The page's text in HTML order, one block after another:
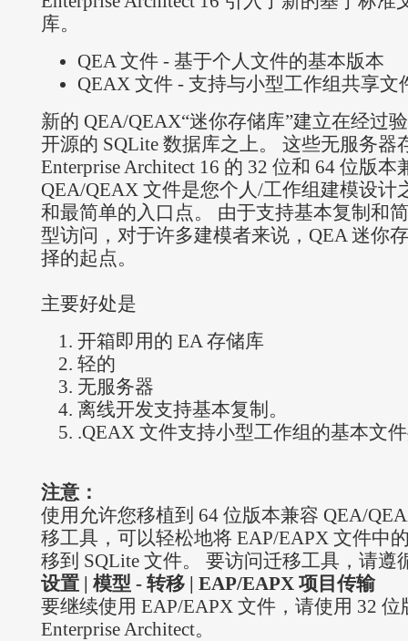
库。
QEA 文件 - 基于个人文件的基本版本
QEAX 文件 - 支持与小型工作组共享文
新的 QEA/QEAX“迷你存储库”建立在经过
开源的 SQLite 数据库之上。 这些无服务器
Enterprise Architect 16 的 32 位和 64 位版本
QEA/QEAX 文件是您个人/工作组建模设计
和最简单的入口点。 由于支持基本复制和
型访问，对于许多建模者来说，QEA 迷你
择的起点。
主要好处是
开箱即用的 EA 存储库
轻的
无服务器
离线开发支持基本复制。
.QEAX 文件支持小型工作组的基本文
注意：
使用允许您移植到 64 位版本兼容 QEA/
移工具，可以轻松地将 EAP/EAPX 文件中
移到 SQLite 文件。 要访问迁移工具，请遵
设置 | 模型 - 转移 | EAP/EAPX 项目传输
要继续使用 EAP/EAPX 文件，请使用 32 位
Enterprise Architect。